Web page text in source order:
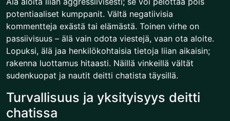
potentiaaliset kumppanit. Vältä negatiivisia
kommentteja exästä tai elämästä. Toinen virhe on
passiivisuus – älä vain odota viestejä, vaan ota aloite.
Lopuksi, älä jaa henkilökohtaisia tietoja liian aikaisin;
rakenna luottamus hitaasti. Näillä vinkeillä vältät
sudenkuopat ja nautit deitti chatista täysillä.
Turvallisuus ja yksityisyys deitti
chatissa